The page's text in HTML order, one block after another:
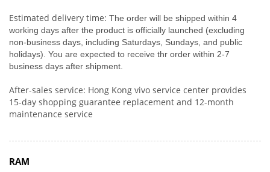
Estimated delivery time: The order will be shipped within 4
working days after the product is officially launched (excluding
non-business days, including Saturdays, Sundays, and public
holidays). You are expected to receive thr order within 2-7
business days after shipment.
After-sales service: Hong Kong vivo service center provides
15-day shopping guarantee replacement and 12-month
maintenance service
RAM